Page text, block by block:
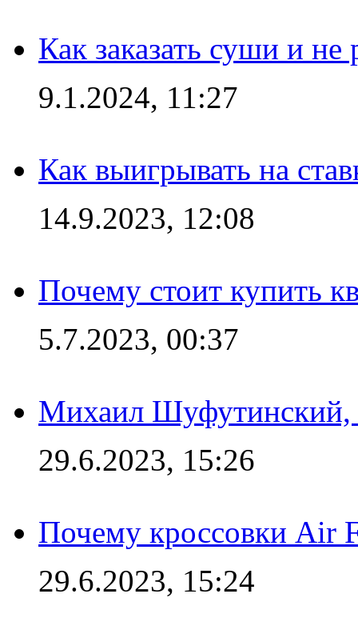
Как заказать суши и не
9.1.2024, 11:27
Как выигрывать на
14.9.2023, 12:08
Почему стоит купить
5.7.2023, 00:37
Михаил Шуфутинский,
29.6.2023, 15:26
Почему кроссовки Air
29.6.2023, 15:24